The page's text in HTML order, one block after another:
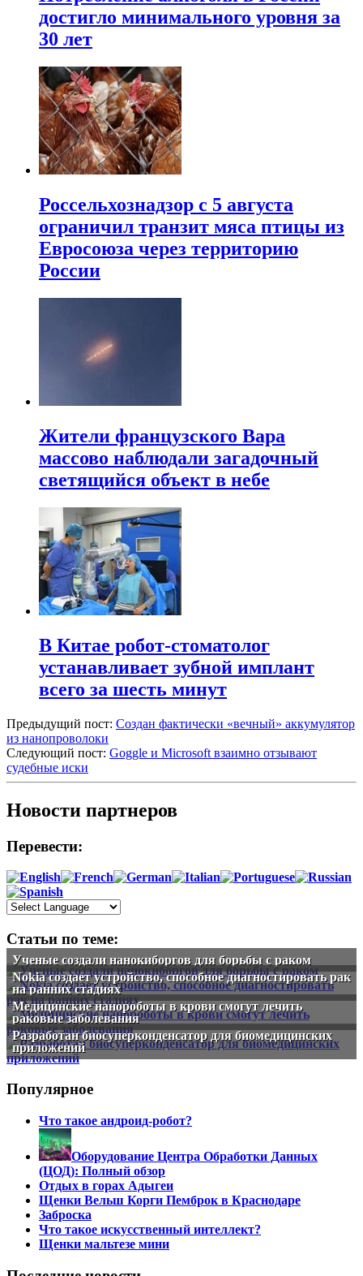
достигло минимального уровня за
30 лет
Россельхознадзор с 5 августа
ограничил транзит мяса птицы из
Евросоюза через территорию
России
Жители французского Вара
массово наблюдали загадочный
светящийся объект в небе
В Китае робот-стоматолог
устанавливает зубной имплант
всего за шесть минут
Предыдущий пост: Создан фактически «вечный» аккумулятор
из нанопроволоки
Следующий пост: Goggle и Microsoft взаимно отзывают
судебные иски
Новости партнеров
Перевести:
Статьи по теме:
Ученые создали нанокиборгов для борьбы с раком
Nokia создает устройство, способное диагностировать рак
на ранних стадиях
Медицинские нанороботы в крови смогут лечить
раковые заболевания
Разработан биосуперконденсатор для биомедицинских
приложений
Популярное
Что такое андроид-робот?
Оборудование Центра Обработки Данных
(ЦОД): Полный обзор
Отдых в горах Адыгеи
Щенки Вельш Корги Пемброк в Краснодаре
Заброска
Что такое искусственный интеллект?
Щенки мальтезе мини